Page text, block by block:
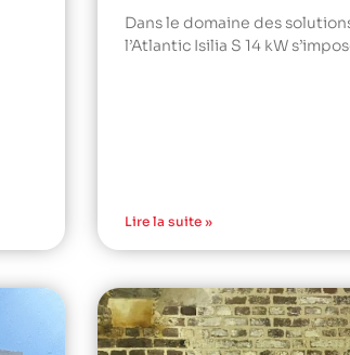
Dans le domaine des
l’Atlantic Isilia S 14 kW
Lire la suite »